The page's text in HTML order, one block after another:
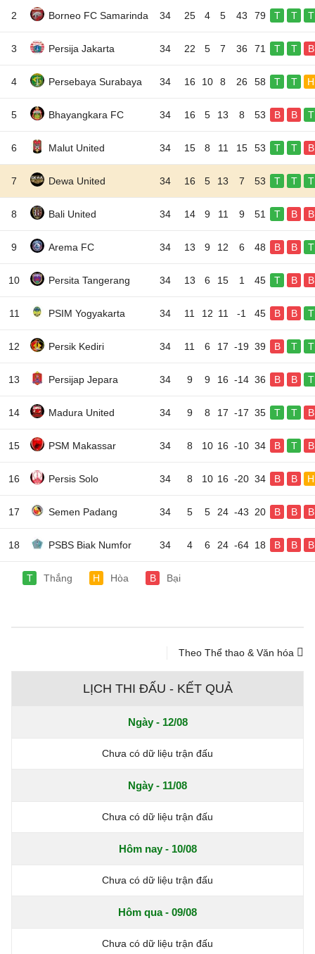
2 Borneo FC Samarinda 34 25 4 5 43 79 T T T
3 Persija Jakarta 34 22 5 7 36 71 T T B
4 Persebaya Surabaya 34 16 10 8 26 58 T T H
5 Bhayangkara FC 34 16 5 13 8 53 B B T
6 Malut United 34 15 8 11 15 53 T T B
7 Dewa United 34 16 5 13 7 53 T T T
8 Bali United 34 14 9 11 9 51 T B B
9 Arema FC 34 13 9 12 6 48 B B T
10 Persita Tangerang 34 13 6 15 1 45 T B B
11 PSIM Yogyakarta 34 11 12 11 -1 45 B B T
12 Persik Kediri 34 11 6 17 -19 39 B T T
13 Persijap Jepara 34 9 9 16 -14 36 B B T
14 Madura United 34 9 8 17 -17 35 T T B
15 PSM Makassar 34 8 10 16 -10 34 B T B
16 Persis Solo 34 8 10 16 -20 34 B B H
17 Semen Padang 34 5 5 24 -43 20 B B B
18 PSBS Biak Numfor 34 4 6 24 -64 18 B B B
T Thắng H Hòa B Bại
Theo Thể thao & Văn hóa
LỊCH THI ĐẤU - KẾT QUẢ
Ngày - 12/08
Chưa có dữ liệu trận đấu
Ngày - 11/08
Chưa có dữ liệu trận đấu
Hôm nay - 10/08
Chưa có dữ liệu trận đấu
Hôm qua - 09/08
Chưa có dữ liệu trận đấu